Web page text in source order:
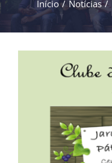
Início Notícias